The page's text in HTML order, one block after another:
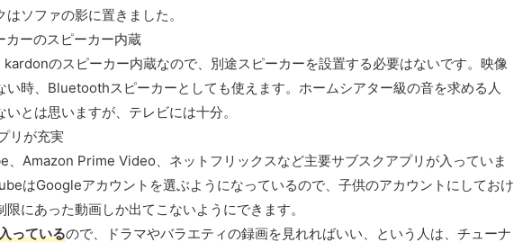
はソファの影に置きました。
ーのスピーカー内蔵
のスピーカー内蔵なので、別途スピーカーを設置する必要はないです。映像
い時、Bluetoothスピーカーとしても使えます。ホームシアター級の音を求める人
いとは思いますが、テレビには十分。
リが充実
、Amazon Prime Video、ネットフリックスなど主要サブスクアプリが入っていま
はGoogleアカウントを選ぶようになっているので、子供のアカウントにしておけ
限にあった動画しか出てこないようにできます。
っているので、ドラマやバラエティの録画を見れればいい、という人は、チューナ